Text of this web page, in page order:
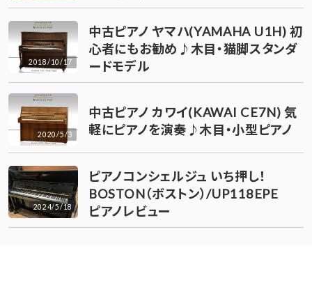
2018/10/17
中古ピアノ ヤマハ(YAMAHA U1H) 初
心者にもお勧め♪木目・猫脚スタンダ
ードモデル
2020/5/3
中古ピアノ カワイ(KAWAI CE7N) 気
軽にピアノを演奏♪木目・小型ピアノ
2024/5/18
ピアノコンシェルジュ いち押し！
BOSTON（ボストン）/UP118EPE
ピアノレビュー